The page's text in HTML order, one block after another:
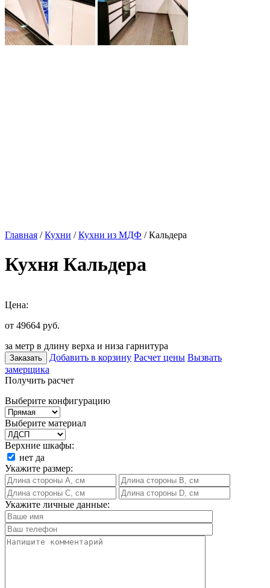
Главная /Кухни /Кухни из МДФ / Кальдера
Кухня Кальдера
Цена:
от 49664 руб.
за метр в длину верха и низа гарнитура
Заказать Добавить в корзину Расчет цены Вызвать
замерщика
Получить расчет
Выберите конфигурацию
Выберите материал
Верхние шкафы:
нет да
Укажите размер:
Укажите личные данные: